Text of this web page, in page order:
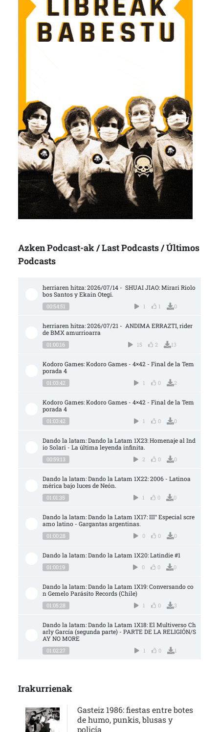
Azken Podcast-ak / Last Podcasts / Últimos
Podcasts
herriaren hitza: 2026/07/14 -  SHUAI JIAO: Mirari Riolo
bos Santos y Ekain Otegi.
00:54:51 1 1 0
herriaren hitza: 2026/07/21 -  ANDIMA ERRAZTI, rider
de BMX amurrioarra
01:00:16 15 2 13
Kodoro Games: Kodoro Games - 4×42 - Final de la Tem
porada 4
01:03:42 1 0 2
Kodoro Games: Kodoro Games - 4×42 - Final de la Tem
porada 4
01:03:42 1 0 0
Dando la latam: Dando la Latam 1X23: Homenaje al Ind
io Solari - La última leyenda infinita.
00:59:13 2 0 0
Dando la latam: Dando la Latam 1X22: 2006 - Latinoa
mérica bajo luces de Neón.
01:01:35 1 0 0
Dando la latam: Dando la Latam 1X17: III° Especial scre
amo latino - Gargantas argentinas.
01:00:28 0 0 0
Dando la latam: Dando la Latam 1X20: Latindie #1
01:00:19 0 0 0
Dando la latam: Dando la Latam 1X19: Conversando co
n Gemelo Parásito Records (Chile)
01:05:28 1 0 3
Dando la latam: Dando la Latam 1X18: El Multiverso Ch
arly García (segunda parte) - PARTE DE LA RELIGIÓN/S
AY NO MORE
01:02:27 1 0 1
Irakurrienak
Gasteiz 1986: fiestas entre botes
de humo, punkis, blusas y
policía